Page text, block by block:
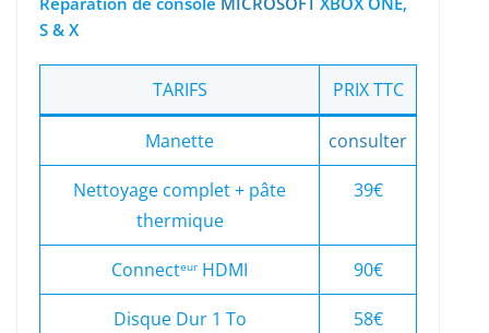
S & X
TARIFS PRIX TTC
Manette consulter
Nettoyage complet + pâte
thermique
39€
Connecteur HDMI 90€
Disque Dur 1 To 58€